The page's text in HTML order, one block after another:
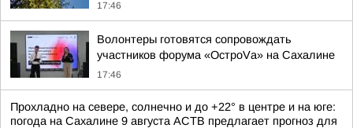
17:46
Волонтеры готовятся сопровождать
участников форума «ОстроVа» на Сахалине
17:46
Прохладно на севере, солнечно и до +22° в центре и на юге:
погода на Сахалине 9 августа АСТВ предлагает прогноз для